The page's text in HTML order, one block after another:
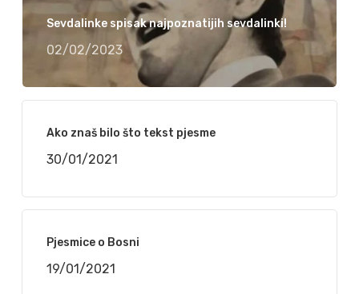
Sevdalinke spisak najpoznatijih sevdalinki!
02/02/2023
Ako znaš bilo što tekst pjesme
30/01/2021
Pjesmice o Bosni
19/01/2021